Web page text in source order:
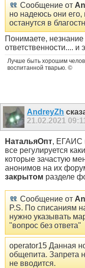
Сообщение от
но надеюсь они его,
останутся в
Понимаете,
ответственности.... и
Лучше быть хорошим
воспитанной тварью. ©
AndreyZh
21.02.2021
НатальяОпт, ЕГАИС
все регулируется
которые зачастую
анонимов на их
закрытом разделе
Сообщение от
P.S. По списаниям
нужно указывать
"вопрос без ответа"
operator15 Данная
общепита. Запрета
не вводится.